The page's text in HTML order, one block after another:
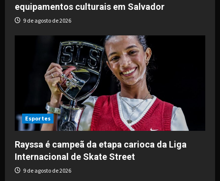
equipamentos culturais em Salvador
9 de agosto de 2026
Esportes
Rayssa é campeã da etapa carioca da Liga
Internacional de Skate Street
9 de agosto de 2026